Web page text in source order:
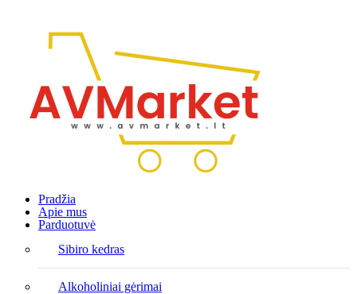
Pradžia
Apie mus
Parduotuvė
Sibiro kedras
Alkoholiniai gėrimai